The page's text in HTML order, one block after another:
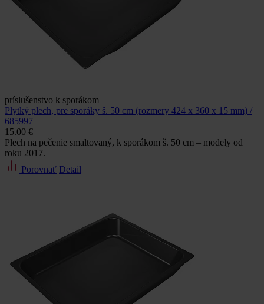
príslušenstvo k sporákom
Plytký plech, pre sporáky š. 50 cm (rozmery 424 x 360 x 15 mm) /
685997
15.00 €
Plech na pečenie smaltovaný, k sporákom š. 50 cm – modely od
roku 2017.
Porovnať Detail